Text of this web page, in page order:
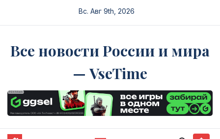
Вс. Авг 9th, 2026
Все новости России и мира
— VseTime